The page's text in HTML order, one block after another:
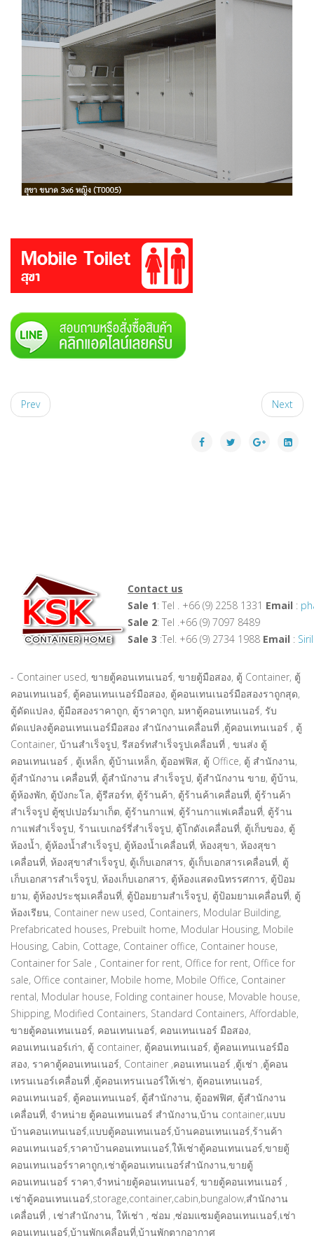
Prev Next
Contact us
Sale 1: Tel . +66 (9) 2258 1331 Email :
Sale 2: Tel .+66 (9) 7097 8489
Sale 3 :Tel. +66 (9) 2734 1988 Email :
- Container used, ขายตู้คอนเทนเนอร์, ขายตู้มือสอง, ตู้ Container, ตู้
คอนเทนเนอร์, ตู้คอนเทนเนอร์มือสอง, ตู้คอนเทนเนอร์มือสองราถูกสุด,
ตู้ดัดแปลง, ตู้มือสองราคาถูก, ตู้ราคาถูก, มหาตู้คอนเทนเนอร์, รับ
ดัดแปลงตู้คอนเทนเนอร์มือสอง สำนักงานเคลื่อนที่ ,ตู้คอนเทนเนอร์ , ตู้
Container, บ้านสำเร็จรูป, รีสอร์ทสำเร็จรูปเคลื่อนที่ , ขนส่ง ตู้
คอนเทนเนอร์ , ตู้เหล็ก, ตู้บ้านเหล็ก, ตู้ออฟฟิส, ตู้ Office, ตู้ สำนักงาน,
ตู้สำนักงาน เคลื่อนที่, ตู้สำนักงาน สำเร็จรูป, ตู้สำนักงาน ขาย, ตู้บ้าน,
ตู้ห้องพัก, ตู้บังกะโล, ตู้รีสอร์ท, ตู้ร้านค้า, ตู้ร้านค้าเคลื่อนที่, ตู้ร้านค้า
สำเร็จรูป ตู้ซุปเปอร์มาเก็ต, ตู้ร้านกาแฟ, ตู้ร้านกาแฟเคลื่อนที่, ตู้ร้าน
กาแฟสำเร็จรูป, ร้านเบเกอร์รี่สำเร็จรูป, ตู้โกดังเคลื่อนที่, ตู้เก็บของ, ตู้
ห้องน้ำ, ตู้ห้องน้ำสำเร็จรูป, ตู้ห้องน้ำเคลื่อนที่, ห้องสุขา, ห้องสุขา
เคลื่อนที่, ห้องสุขาสำเร็จรูป, ตู้เก็บเอกสาร, ตู้เก็บเอกสารเคลื่อนที่, ตู้
เก็บเอกสารสำเร็จรูป, ห้องเก็บเอกสาร, ตู้ห้องแสดงนิทรรศการ, ตู้ป้อม
ยาม, ตู้ห้องประชุมเคลื่อนที่, ตู้ป้อมยามสำเร็จรูป, ตู้ป้อมยามเคลื่อนที่, ตู้
ห้องเรียน, Container new used, Containers, Modular Building,
Prefabricated houses, Prebuilt home, Modular Housing, Mobile
Housing, Cabin, Cottage, Container office, Container house,
Container for Sale , Container for rent, Office for rent, Office for
sale, Office container, Mobile home, Mobile Office, Container
rental, Modular house, Folding container house, Movable house,
Shipping, Modified Containers, Standard Containers, Affordable,
ขายตู้คอนเทนเนอร์, คอนเทนเนอร์, คอนเทนเนอร์ มือสอง,
คอนเทนเนอร์เก่า, ตู้ container, ตู้คอนเทนเนอร์, ตู้คอนเทนเนอร์มือ
สอง, ราคาตู้คอนเทนเนอร์, Container ,คอนเทนเนอร์ ,ตู้เช่า ,ตู้คอน
เทรนเนอร์เคลื่อนที่ ,ตู้คอนเทรนเนอร์ให้เช่า, ตู้คอนเทนเนอร์,
คอนเทนเนอร์, ตู้คอนเทนเนอร์, ตู้สำนักงาน, ตู้ออฟฟิศ, ตู้สำนักงาน
เคลื่อนที่, จําหน่าย ตู้คอนเทนเนอร์ สํานักงาน,บ้าน container,แบบ
บ้านคอนเทนเนอร์,แบบตู้คอนเทนเนอร์,บ้านคอนเทนเนอร์,ร้านค้า
คอนเทนเนอร์,ราคาบ้านคอนเทนเนอร์,ให้เช่าตู้คอนเทนเนอร์,ขายตู้
คอนเทนเนอร์ราคาถูก,เช่าตู้คอนเทนเนอร์สํานักงาน,ขายตู้
คอนเทนเนอร์ ราคา,จำหน่ายตู้คอนเทนเนอร์, ขายตู้คอนเทนเนอร์ ,
เช่าตู้คอนเทนเนอร์,storage,container,cabin,bungalow,สำนักงาน
เคลื่อนที่ , เช่าสำนักงาน, ให้เช่า , ซ่อม ,ซ่อมแซมตู้คอนเทนเนอร์,เช่า
คอนเทนเนอร์,บ้านพักเคลื่อนที่,บ้านพักตากอากาศ